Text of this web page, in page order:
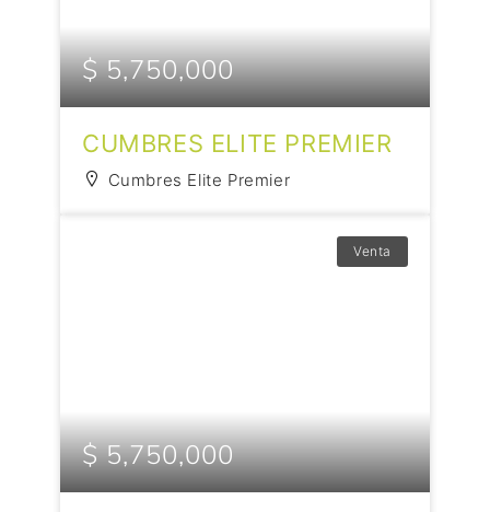
$ 5,750,000
CUMBRES ELITE PREMIER
Cumbres Elite Premier
Venta
$ 5,750,000